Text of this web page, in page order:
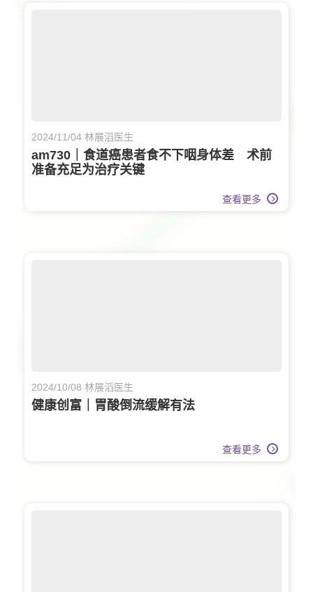
2024/11/04 林展滔医生
am730｜食道癌患者食不下咽身体差 术前
准备充足为治疗关键
查看更多
2024/10/08 林展滔医生
健康创富｜胃酸倒流缓解有法
查看更多